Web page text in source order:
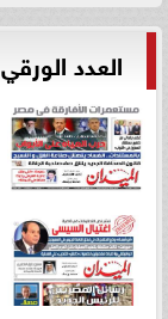
العدد الورقي